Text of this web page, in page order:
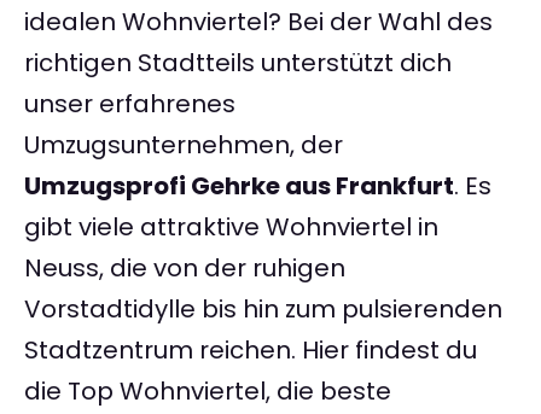
idealen Wohnviertel? Bei der Wahl des
richtigen Stadtteils unterstützt dich
unser erfahrenes
Umzugsunternehmen, der
Umzugsprofi Gehrke aus Frankfurt. Es
gibt viele attraktive Wohnviertel in
Neuss, die von der ruhigen
Vorstadtidylle bis hin zum pulsierenden
Stadtzentrum reichen. Hier findest du
die Top Wohnviertel, die beste